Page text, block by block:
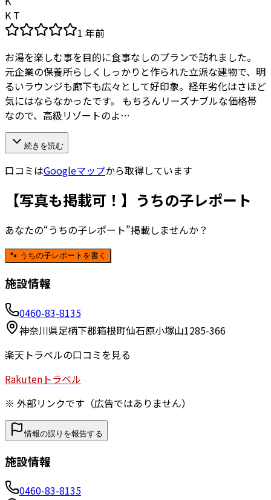
K T
1 年前
お湯を楽しむ事を目的に食事なしのプランで訪れました。
元企業の保養所らしくしっかりと作られた立派な建物で、明
るいラウンジも廊下も広々として好印象。経年劣化はさほど
気にはならなかったです。 もちろんリーズナブルな価格帯
なので、高級リゾートのよ…
続きを読む
口コミはGoogleマップから取得しています
【写真も掲載可！】うちの子レポート
あなたの“うちの子レポート”掲載しませんか？
🐾 うちの子レポートを書く
施設情報
0460-83-8135
神奈川県足柄下郡箱根町仙石原小塚山1285-366
楽天トラベルの口コミを見る
Rakuten トラベル
※ 外部リンクです（広告ではありません）
情報の誤りを報告する
施設情報
0460-83-8135